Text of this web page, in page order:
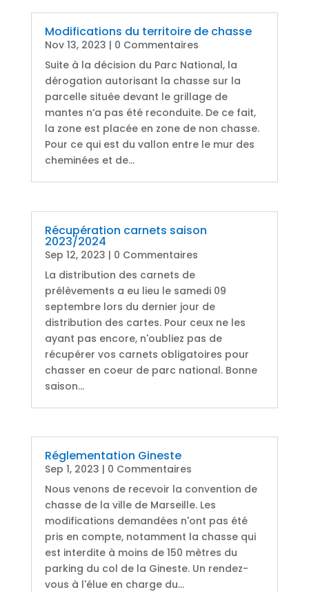
Modifications du territoire de chasse
Nov 13, 2023 | 0 Commentaires
Suite à la décision du Parc National, la
dérogation autorisant la chasse sur la
parcelle située devant le grillage de
mantes n’a pas été reconduite. De ce fait,
la zone est placée en zone de non chasse.
Pour ce qui est du vallon entre le mur des
cheminées et de...
Récupération carnets saison
2023/2024
Sep 12, 2023 | 0 Commentaires
La distribution des carnets de
prélèvements a eu lieu le samedi 09
septembre lors du dernier jour de
distribution des cartes. Pour ceux ne les
ayant pas encore, n'oubliez pas de
récupérer vos carnets obligatoires pour
chasser en coeur de parc national. Bonne
saison...
Réglementation Gineste
Sep 1, 2023 | 0 Commentaires
Nous venons de recevoir la convention de
chasse de la ville de Marseille. Les
modifications demandées n'ont pas été
pris en compte, notamment la chasse qui
est interdite à moins de 150 mètres du
parking du col de la Gineste. Un rendez-
vous à l'élue en charge du...